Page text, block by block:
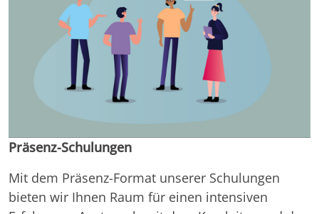
Präsenz-Schulungen
Mit dem Präsenz-Format unserer Schulungen
bieten wir Ihnen Raum für einen intensiven